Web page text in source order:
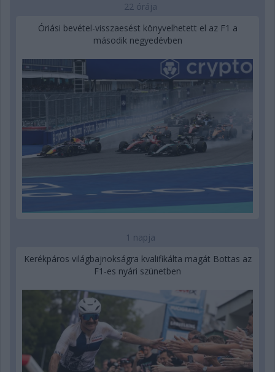
22 órája
Óriási bevétel-visszaesést könyvelhetett el az F1 a
második negyedévben
1 napja
Kerékpáros világbajnokságra kvalifikálta magát Bottas az
F1-es nyári szünetben